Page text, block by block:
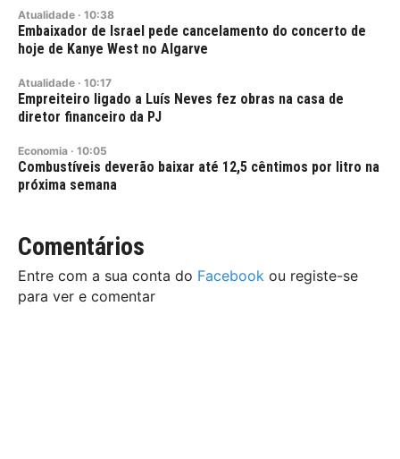
Atualidade · 10:38
Embaixador de Israel pede cancelamento do concerto de
hoje de Kanye West no Algarve
Atualidade · 10:17
Empreiteiro ligado a Luís Neves fez obras na casa de
diretor financeiro da PJ
Economia · 10:05
Combustíveis deverão baixar até 12,5 cêntimos por litro na
próxima semana
Comentários
Entre com a sua conta do Facebook ou registe-se
para ver e comentar